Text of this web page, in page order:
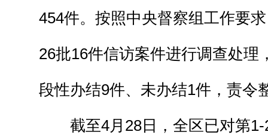
454件。按照中央督察组工作要
26批16件信访案件进行调查处理
段性办结9件、未办结1件，责令
截至4月28日，全区已对第